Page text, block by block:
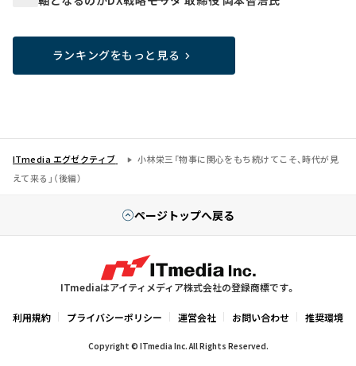
ランキングをもっと見る
ITmedia エグゼクティブ
小林栄三「物事に関心をもち続けてこそ、時代が見
えて来る」（後編）
ページトップへ戻る
ITmediaはアイティメディア株式会社の登録商標です。
利用規約 プライバシーポリシー 運営会社 お問い合わせ 推奨環境
Copyright © ITmedia Inc. All Rights Reserved.